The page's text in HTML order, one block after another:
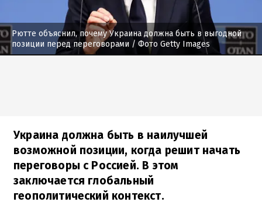
Рютте объяснил, почему Украина должна быть в выгодной
позиции перед переговорами / Фото Getty Images
Украина должна быть в наилучшей
возможной позиции, когда решит начать
переговоры с Россией. В этом
заключается глобальный
геополитический контекст.